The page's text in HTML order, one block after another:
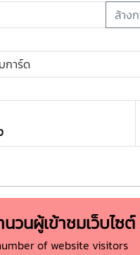
ล้าง
นวนผู้เข้าชมเว็บไซต์
of website visitors